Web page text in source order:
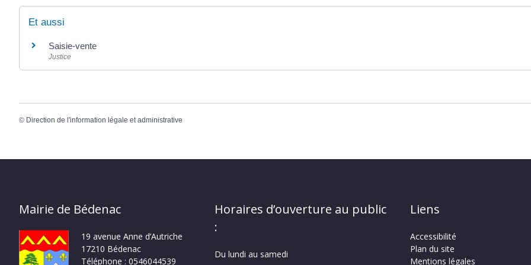
Et aussi
Saisie-vente
Justice
© Direction de l'information légale et administrative
Mairie de Bédenac
19 avenue Anne d’Autriche
17210 Bédenac
Téléphone : 0546044539
Horaires d’ouverture au public
:
Du lundi au samedi
Liens
Accessibilité
Plan du site
Mentions légales